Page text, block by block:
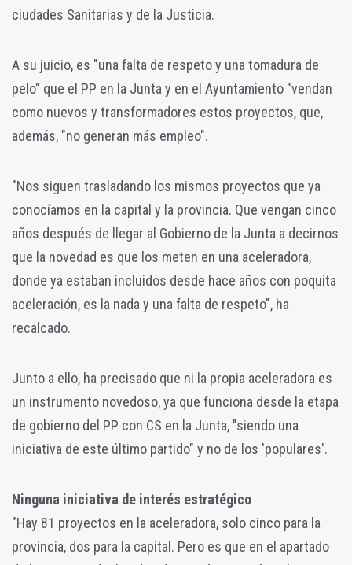
ciudades Sanitarias y de la Justicia.
A su juicio, es "una falta de respeto y una tomadura de
pelo" que el PP en la Junta y en el Ayuntamiento "vendan
como nuevos y transformadores estos proyectos, que,
además, "no generan más empleo".
"Nos siguen trasladando los mismos proyectos que ya
conocíamos en la capital y la provincia. Que vengan cinco
años después de llegar al Gobierno de la Junta a decirnos
que la novedad es que los meten en una aceleradora,
donde ya estaban incluidos desde hace años con poquita
aceleración, es la nada y una falta de respeto", ha
recalcado.
Junto a ello, ha precisado que ni la propia aceleradora es
un instrumento novedoso, ya que funciona desde la etapa
de gobierno del PP con CS en la Junta, "siendo una
iniciativa de este último partido" y no de los 'populares'.
Ninguna iniciativa de interés estratégico
"Hay 81 proyectos en la aceleradora, solo cinco para la
provincia, dos para la capital. Pero es que en el apartado